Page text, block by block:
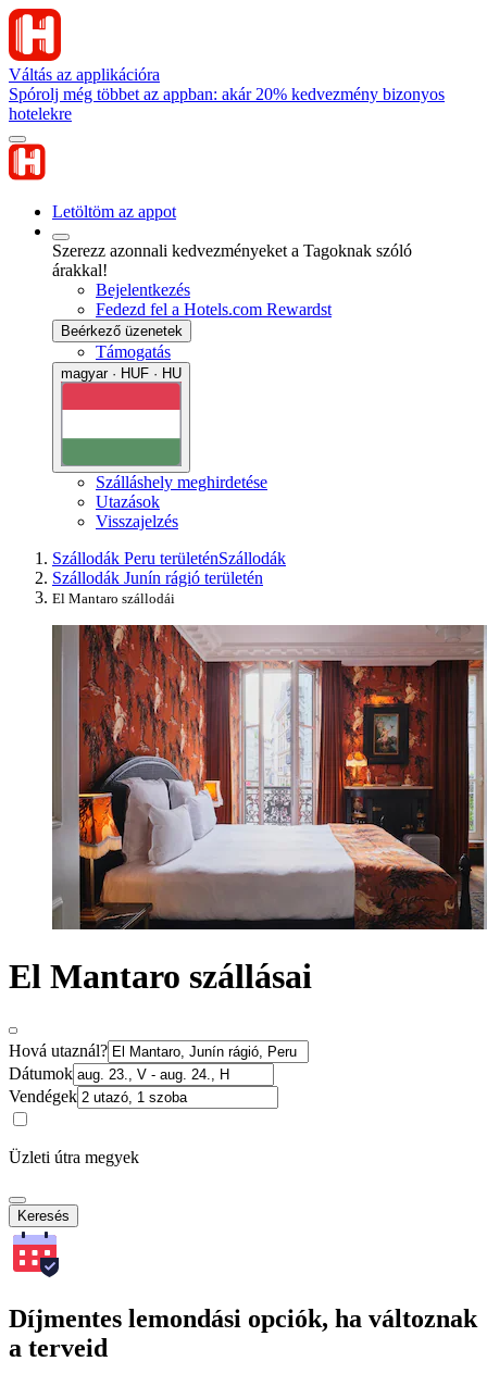
Váltás az applikációra
Spórolj még többet az appban: akár 20% kedvezmény bizonyos
hotelekre
Letöltöm az appot
Szerezz azonnali kedvezményeket a Tagoknak szóló
árakkal!
Bejelentkezés
Fedezd fel a Hotels.com Rewardst
Beérkező üzenetek
Támogatás
magyar · HUF · HU
Szálláshely meghirdetése
Utazások
Visszajelzés
Szállodák Peru területénSzállodák
Szállodák Junín rágió területén
El Mantaro szállodái
El Mantaro szállásai
Hová utaznál?
Dátumok
Vendégek
Üzleti útra megyek
Keresés
Díjmentes lemondási opciók, ha változnak
a terveid